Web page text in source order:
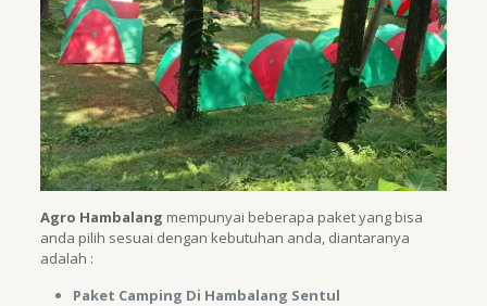
Agro Hambalang mempunyai beberapa paket yang bisa
anda pilih sesuai dengan kebutuhan anda, diantaranya
adalah :
Paket Camping Di Hambalang Sentul